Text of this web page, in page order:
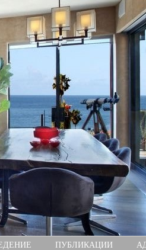
ПУБЛИКАЦИИ